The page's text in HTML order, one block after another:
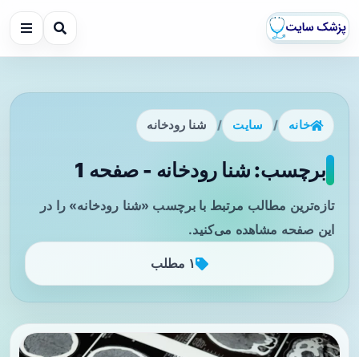
خانه / سایت / شنا رودخانه
برچسب: شنا رودخانه - صفحه 1
تازه‌ترین مطالب مرتبط با برچسب «شنا رودخانه» را در
این صفحه مشاهده می‌کنید.
۱ مطلب